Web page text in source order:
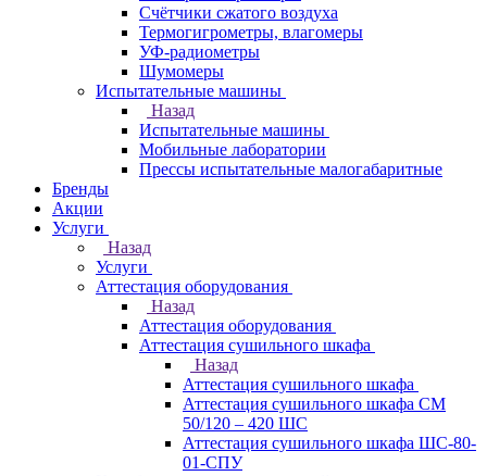
Счётчики сжатого воздуха
Термогигрометры, влагомеры
УФ-радиометры
Шумомеры
Испытательные машины
Назад
Испытательные машины
Мобильные лаборатории
Прессы испытательные малогабаритные
Бренды
Акции
Услуги
Назад
Услуги
Аттестация оборудования
Назад
Аттестация оборудования
Аттестация сушильного шкафа
Назад
Аттестация сушильного шкафа
Аттестация сушильного шкафа СМ
50/120 – 420 ШС
Аттестация сушильного шкафа ШС-80-
01-СПУ